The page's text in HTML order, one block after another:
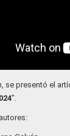
se presentó el
”.